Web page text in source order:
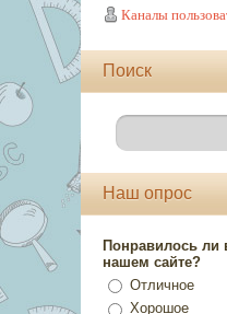
Каналы
Поиск
Наш опрос
Понравилось ли
нашем сайте?
Отличное
Хорошое